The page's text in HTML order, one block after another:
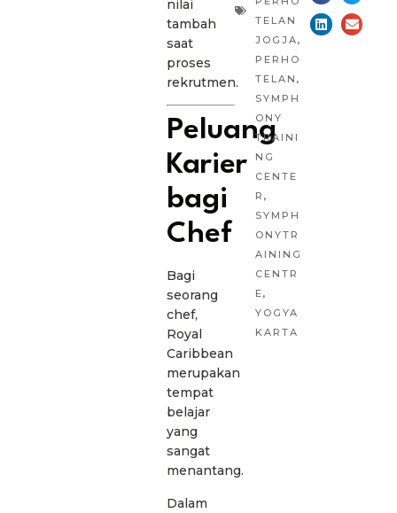
nilai
tambah
saat
proses
rekrutmen.
Peluang
Karier
bagi
Chef
Bagi
seorang
chef,
Royal
Caribbean
merupakan
tempat
belajar
yang
sangat
menantang.
Dalam
TELAN
JOGJA,
PERHO
TELAN ,
SYMPH
ONY
TRAINI
NG
CENTE
R ,
SYMPH
ONYTR
AINING
CENTR
E,
YOGYA
KARTA